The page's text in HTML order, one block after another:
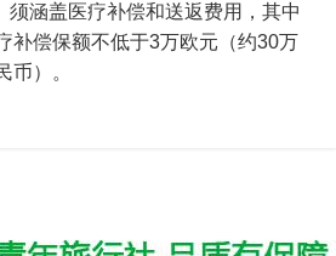
须涵盖医疗补偿和送返费用，其中
补偿保额不低于3万欧元（约30万
币）。